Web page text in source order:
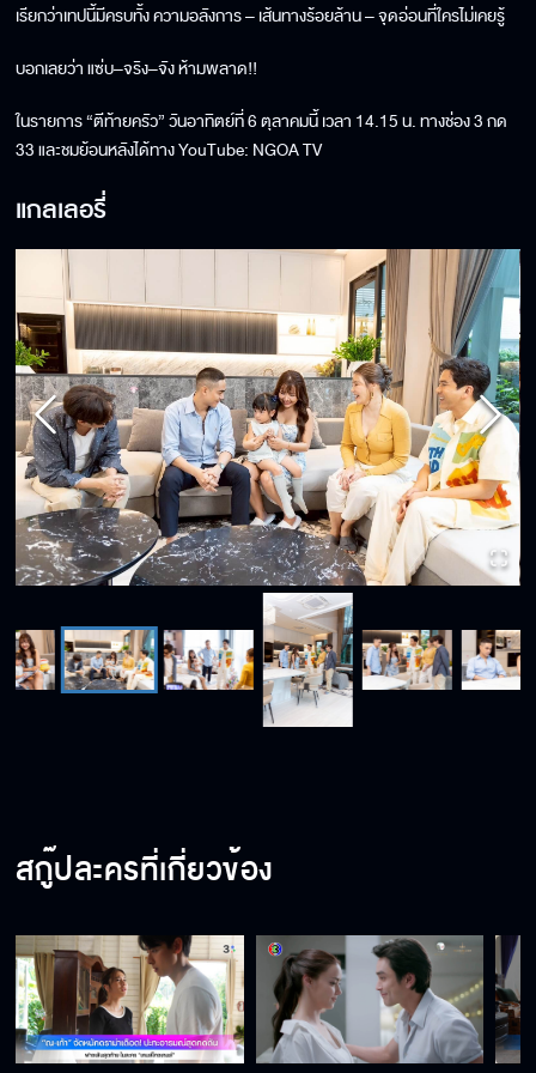
เรียกว่าเทปนี้มีครบทั้ง ความอลังการ – เส้นทางร้อยล้าน – จุดอ่อนที่ใครไม่เคยรู้
บอกเลยว่า แซ่บ–จริง–จัง ห้ามพลาด!!
ในรายการ “ตีท้ายครัว” วันอาทิตย์ที่ 6 ตุลาคมนี้ เวลา 14.15 น. ทางช่อง 3 กด
33 และชมย้อนหลังได้ทาง YouTube: NGOA TV
แกลเลอรี่
สกู๊ปละครที่เกี่ยวข้อง